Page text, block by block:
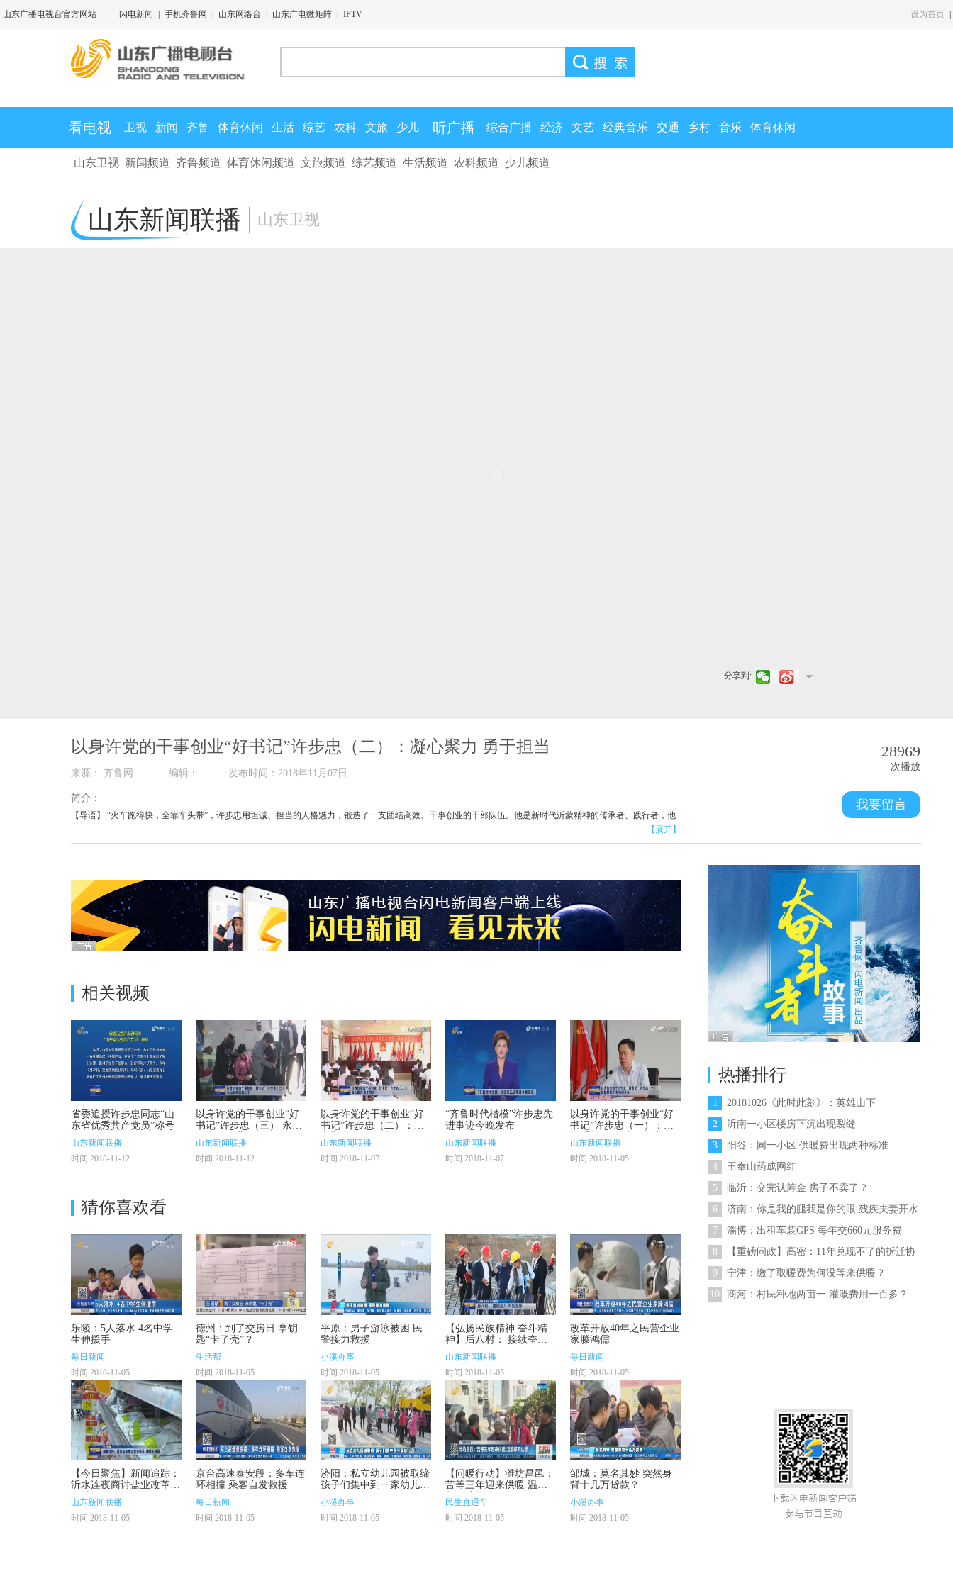
山东广播电视台官方网站 闪电新闻 手机齐鲁网 山东网络台 山东广电微矩阵 IPTV 设为首页
看电视 卫视 新闻 齐鲁 体育休闲 生活 综艺 农科 文旅 少儿 听广播 综合广播 经济 文艺 经典音乐 交通 乡村 音乐 体育休闲
山东卫视 新闻频道 齐鲁频道 体育休闲频道 文旅频道 综艺频道 生活频道 农科频道 少儿频道
山东新闻联播 山东卫视
分享到:
以身许党的干事创业“好书记”许步忠（二）：凝心聚力 勇于担当
来源： 齐鲁网 编辑： 发布时间：2018年11月07日
简介：
【导语】 “火车跑得快，全靠车头带”，许步忠用坦诚、担当的人格魅力，锻造了一支团结高效、干事创业的干部队伍。他是新时代沂蒙精神的传承者、践行者，他
分钱来，把这条路全线打通。
【正文】 许步忠要打通的不仅仅是这条路，更是要打通义堂人和朱保人的心。2011年7月，朱保镇刚并入义堂镇时，双方关系并不融洽。班子没凝聚力，干事创业
又如何谈起？许步忠决定，先修路，解决长期以来阻隔两地的交通难题。
【同期声】 临沂市兰山区义堂镇副镇长 季宝渠
群众方便了，企业方便了，关键干部的思想也融合了，以前党委政府精力注意力都在东部，这会朝西部倾斜了，就感觉确实是一家人了。
超更是深有体会。
【同期声】 临沂市兰山区义堂镇党委副书记 镇长刘振超
我可以自豪地说，在兰山区我们是配合的最好的，书记给我充分的信任，给我很大的一个平台，充分施展我的才能，让我能干成事。
【正文】 即使工作再忙再累，乐观开朗、幽默风趣的许步忠经常给大家开玩笑，让艰苦的工作也变得很有乐趣。每到周末，和许书记一起吃水饺成了大家最开心的
事儿。
【同期声】 临沂市兰山区义堂镇副镇长 祝京常
一走的时候说，走，我们吃饭去，然后就拉着我们一块，办公室里有谁就叫着谁，从来没敢说落下哪一个，别管你是职务高低，别管你是正式的临时的，你只要在
【正文】 生活上是大家的开心果，工作上是大家的主心骨，遇事往前冲，凡事敢担当。按照“东接商城抓征收、中建城市抓开发、西强产业抓升级”的发展思路，义
堂镇发展实现突破，2017年地方财政收入首次过5亿元，综合考核列兰山区区第一。今年7月1日，义堂镇党委被山东省委表彰为“干事创业好班子”。
【同期声】 原临沂市兰山区义堂镇党委书记 许步忠
【展开】
28969
次播放
我要留言
相关视频
省委追授许步忠同志“山
东省优秀共产党员”称号
山东新闻联播
时间 2018-11-12
以身许党的干事创业“好
书记”许步忠（三） 永远
做农民的儿子
山东新闻联播
时间 2018-11-12
以身许党的干事创业“好
书记”许步忠（二）：凝
心聚力 勇于担当
山东新闻联播
时间 2018-11-07
“齐鲁时代楷模”许步忠先
进事迹今晚发布
山东新闻联播
时间 2018-11-07
以身许党的干事创业“好
书记”许步忠（一）：能
挑重担子 敢啃硬骨头
山东新闻联播
时间 2018-11-05
猜你喜欢看
乐陵：5人落水 4名中学
生伸援手
每日新闻
时间 2018-11-05
德州：到了交房日 拿钥
匙“卡了壳”？
生活帮
时间 2018-11-05
平原：男子游泳被困 民
警接力救援
小溪办事
时间 2018-11-05
【弘扬民族精神 奋斗精
神】后八村： 接续奋斗
凤凰涅磐
山东新闻联播
时间 2018-11-05
改革开放40年之民营企业
家滕鸿儒
每日新闻
时间 2018-11-05
【今日聚焦】新闻追踪：
沂水连夜商讨盐业改革
聊城无进展
山东新闻联播
时间 2018-11-05
京台高速泰安段：多车连
环相撞 乘客自发救援
每日新闻
时间 2018-11-05
济阳：私立幼儿园被取缔
孩子们集中到一家幼儿
园？
小溪办事
时间 2018-11-05
【问暖行动】潍坊昌邑：
苦等三年迎来供暖 温度
却不达标
民生直通车
时间 2018-11-05
邹城：莫名其妙 突然身
背十几万贷款？
小溪办事
时间 2018-11-05
热播排行
1
20181026《此时此刻》：英雄山下
2
沂南一小区楼房下沉出现裂缝
3
阳谷：同一小区 供暖费出现两种标准
4
王奉山药成网红
5
临沂：交完认筹金 房子不卖了？
6
济南：你是我的腿我是你的眼 残疾夫妻开水
果店
7
淄博：出租车装GPS 每年交660元服务费
8
【重磅问政】高密：11年兑现不了的拆迁协
议
9
宁津：缴了取暖费为何没等来供暖？
10
商河：村民种地两亩一 灌溉费用一百多？